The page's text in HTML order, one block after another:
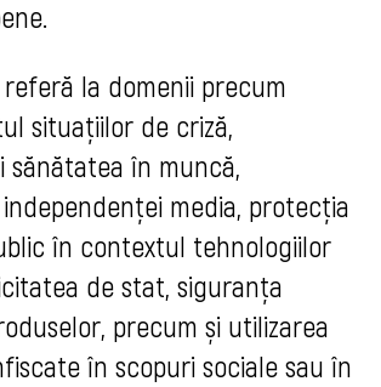
la domenii precum
situațiilor de criză,
sănătatea în muncă,
media, protecția
în contextul tehnologiilor
de stat, siguranța
precum și utilizarea
în scopuri sociale sau în